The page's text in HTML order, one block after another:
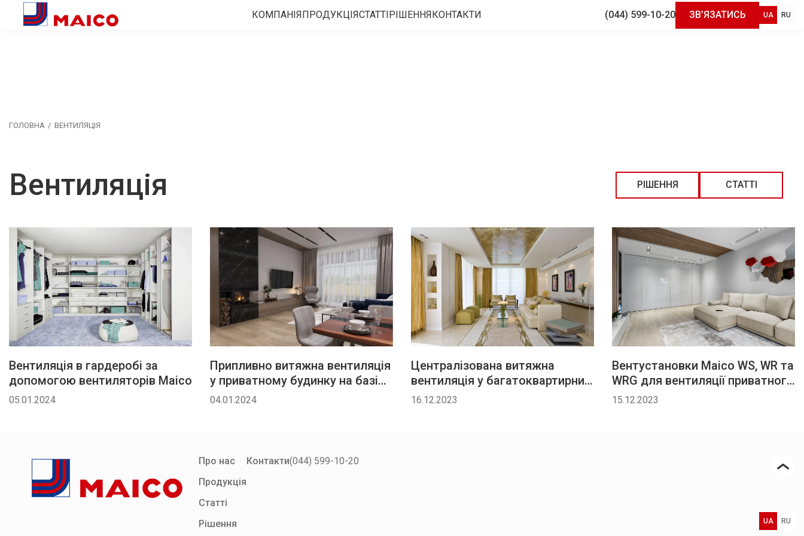
КОМПАНІЯ ПРОДУКЦІЯСТАТТІ РІШЕННЯ КОНТАКТИ (044) 599-10-20 ЗВ’ЯЗАТИСЬ UA RU
ГОЛОВНА ВЕНТИЛЯЦІЯ
Вентиляція РІШЕННЯ СТАТТІ
Вентиляція в гардеробі за
допомогою вентиляторів Maico
05.01.2024
Припливно витяжна вентиляція
у приватному будинку на базі
MAICO
04.01.2024
Централізована витяжна
вентиляція у багатоквартирних
будинках
16.12.2023
Вентустановки Maico WS, WR та
WRG для вентиляції приватного
будинку
15.12.2023
Про нас
Продукція
Статті
Рішення
Контакти(044) 599-10-20
UA RU
Дякуємо
за заявку!
Ваші дані успішно надіслані!
Залишайте заявку
Ми зв’яжемося з вами найближчим часом.
Натискаючи кнопку “Надіслати”, ви погоджуєтесь з
Правилами обробки персональних даних